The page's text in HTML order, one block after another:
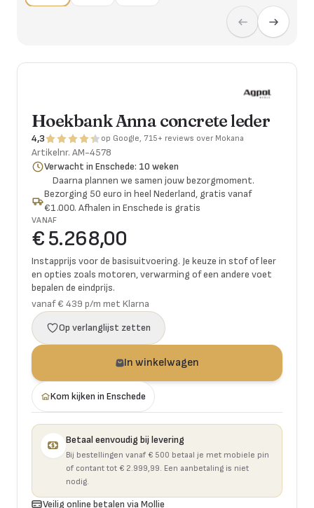
Hoekbank Anna concrete leder
4,3 op Google, 715+ reviews over Mokana
Artikelnr. AM-4578
Verwacht in Enschede: 10 weken
Daarna plannen we samen jouw bezorgmoment.
Bezorging 50 euro in heel Nederland, gratis vanaf
€1.000. Afhalen in Enschede is gratis
VANAF
€ 5.268,00
Instapprijs voor de basisuitvoering. Je keuze in stof of leer
en opties zoals motoren, verwarming of een andere voet
bepalen de eindprijs.
vanaf € 439 p/m met Klarna
Op verlanglijst zetten
In winkelwagen
Kom kijken in Enschede
Betaal eenvoudig bij levering
Bij bestellingen vanaf € 500 betaal je met mobiele pin
of contant tot € 2.999,99. Een aanbetaling is niet
nodig.
Veilig online betalen via Mollie